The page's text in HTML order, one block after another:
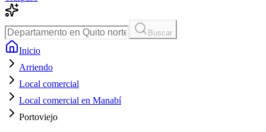
Buscar
Inicio
Arriendo
Local comercial
Local comercial en Manabí
Portoviejo